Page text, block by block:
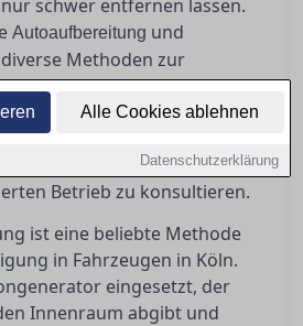
Alle Cookies ablehnen
Datenschutzerklärung
schwer entfernen lassen.
Autoaufbereitung und
Methoden zur
an. Dieser Ratgeber gibt
effektive Verfahren wie
Aktivkohleeinsätze und
erklärt, wann es sinnvoll
Betrieb zu konsultieren.
ist eine beliebte Methode
in Fahrzeugen in Köln.
eingesetzt, der
Innenraum abgibt und